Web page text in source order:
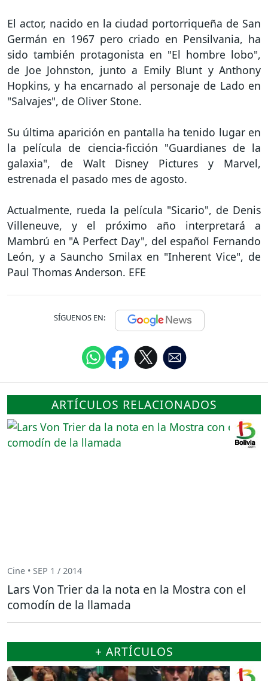
El actor, nacido en la ciudad portorriqueña de San
Germán en 1967 pero criado en Pensilvania, ha
sido también protagonista en "El hombre lobo",
de Joe Johnston, junto a Emily Blunt y Anthony
Hopkins, y ha encarnado al personaje de Lado en
"Salvajes", de Oliver Stone.
Su última aparición en pantalla ha tenido lugar en
la película de ciencia-ficción "Guardianes de la
galaxia", de Walt Disney Pictures y Marvel,
estrenada el pasado mes de agosto.
Actualmente, rueda la película "Sicario", de Denis
Villeneuve, y el próximo año interpretará a
Mambrú en "A Perfect Day", del español Fernando
León, y a Sauncho Smilax en "Inherent Vice", de
Paul Thomas Anderson. EFE
SÍGUENOS EN:
ARTÍCULOS RELACIONADOS
Cine • SEP 1 / 2014
Lars Von Trier da la nota en la Mostra con el
comodín de la llamada
+ ARTÍCULOS